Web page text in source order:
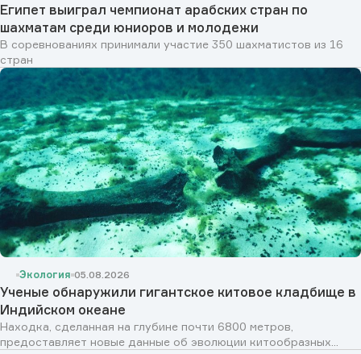
Египет выиграл чемпионат арабских стран по
шахматам среди юниоров и молодежи
В соревнованиях принимали участие 350 шахматистов из 16
стран
Экология 05.08.2026
Ученые обнаружили гигантское китовое кладбище в
Индийском океане
Находка, сделанная на глубине почти 6800 метров,
предоставляет новые данные об эволюции китообразных...